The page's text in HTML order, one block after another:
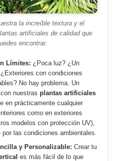
la increíble textura y el
artificiales de calidad que
encontrar.
Límites: ¿Poca luz? ¿Un
con condiciones
No hay problema. Un
con nuestrasplantas artificiales
en prácticamente cualquier
como en exteriores
modelos con protección UV),
las condiciones ambientales.
y Personalizable: Crear tu
es más fácil de lo que